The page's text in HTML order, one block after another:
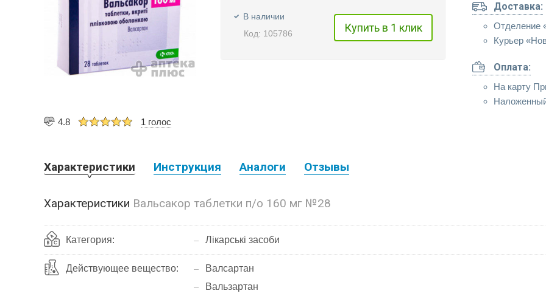
4.8 1 голос
В наличии
Код: 105786
Купить в 1 клик
Доставка:
Отделение
Курьер
Оплата:
На карту
Характеристики Инструкция Аналоги Отзывы
Характеристики Вальсакор таблетки п/о 160 мг №28
Категория: Лікарські засоби
Действующее вещество:
Валсартан
Вальзартан